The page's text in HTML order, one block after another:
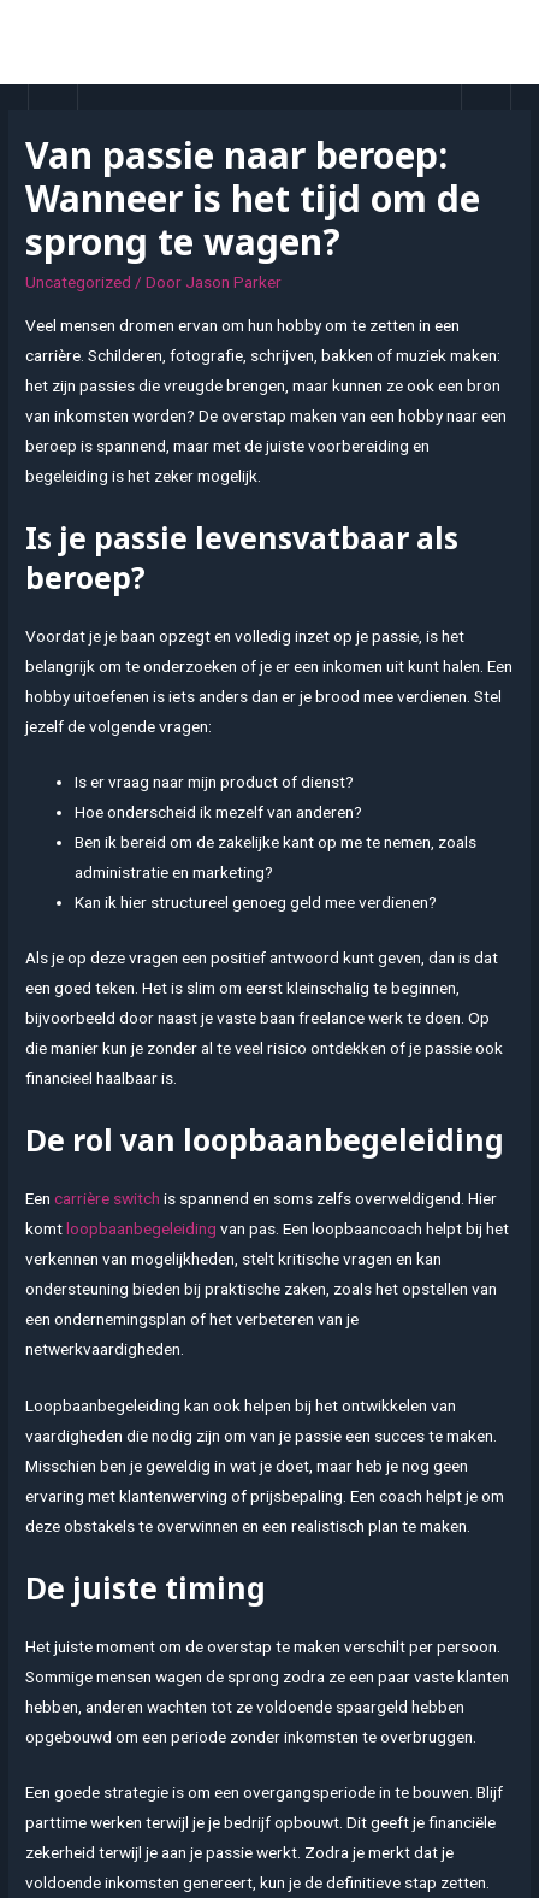
Van passie naar beroep:
Wanneer is het tijd om de
sprong te wagen?
Uncategorized / Door Jason Parker
Veel mensen dromen ervan om hun hobby om te zetten in een
carrière. Schilderen, fotografie, schrijven, bakken of muziek maken:
het zijn passies die vreugde brengen, maar kunnen ze ook een bron
van inkomsten worden? De overstap maken van een hobby naar een
beroep is spannend, maar met de juiste voorbereiding en
begeleiding is het zeker mogelijk.
Is je passie levensvatbaar als
beroep?
Voordat je je baan opzegt en volledig inzet op je passie, is het
belangrijk om te onderzoeken of je er een inkomen uit kunt halen. Een
hobby uitoefenen is iets anders dan er je brood mee verdienen. Stel
jezelf de volgende vragen:
Is er vraag naar mijn product of dienst?
Hoe onderscheid ik mezelf van anderen?
Ben ik bereid om de zakelijke kant op me te nemen, zoals
administratie en marketing?
Kan ik hier structureel genoeg geld mee verdienen?
Als je op deze vragen een positief antwoord kunt geven, dan is dat
een goed teken. Het is slim om eerst kleinschalig te beginnen,
bijvoorbeeld door naast je vaste baan freelance werk te doen. Op
die manier kun je zonder al te veel risico ontdekken of je passie ook
financieel haalbaar is.
De rol van loopbaanbegeleiding
Eencarrière switch is spannend en soms zelfs overweldigend. Hier
komtloopbaanbegeleiding van pas. Een loopbaancoach helpt bij het
verkennen van mogelijkheden, stelt kritische vragen en kan
ondersteuning bieden bij praktische zaken, zoals het opstellen van
een ondernemingsplan of het verbeteren van je
netwerkvaardigheden.
Loopbaanbegeleiding kan ook helpen bij het ontwikkelen van
vaardigheden die nodig zijn om van je passie een succes te maken.
Misschien ben je geweldig in wat je doet, maar heb je nog geen
ervaring met klantenwerving of prijsbepaling. Een coach helpt je om
deze obstakels te overwinnen en een realistisch plan te maken.
De juiste timing
Het juiste moment om de overstap te maken verschilt per persoon.
Sommige mensen wagen de sprong zodra ze een paar vaste klanten
hebben, anderen wachten tot ze voldoende spaargeld hebben
opgebouwd om een periode zonder inkomsten te overbruggen.
Een goede strategie is om een overgangsperiode in te bouwen. Blijf
parttime werken terwijl je je bedrijf opbouwt. Dit geeft je financiële
zekerheid terwijl je aan je passie werkt. Zodra je merkt dat je
voldoende inkomsten genereert, kun je de definitieve stap zetten.